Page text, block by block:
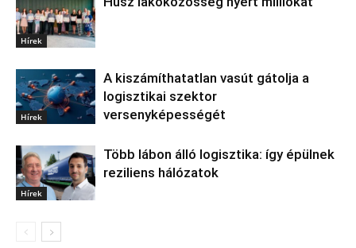
Hírek
Hírek
A kiszámíthatatlan vasút gátolja a
logisztikai szektor
versenyképességét
Hírek
Több lábon álló logisztika: így épülnek
reziliens hálózatok